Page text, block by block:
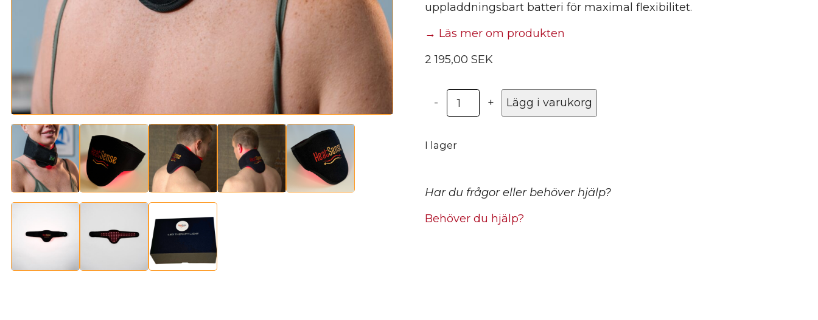
uppladdningsbart batteri för maximal flexibilitet.
→ Läs mer om produkten
2 195,00SEK
-
Rödljusterapi
nacke
–
mängd
+ Lägg i varukorg
I lager
Har du frågor eller behöver hjälp?
Behöver du hjälp?